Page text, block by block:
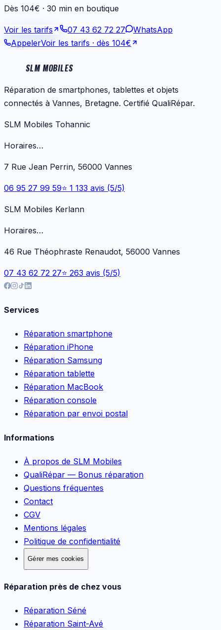
Dès 104€ · 30 min en boutique
Voir les tarifs 07 43 62 72 27
WhatsApp
AppelerVoir les tarifs · dès 104€
SLM MOBILES
Réparation de smartphones, tablettes et objets
connectés à Vannes, Bretagne. Certifié QualiRépar.
SLM Mobiles Tohannic
Horaires…
7 Rue Jean Perrin, 56000 Vannes
06 95 27 99 59⭐ 1 133 avis (5/5)
SLM Mobiles Kerlann
Horaires…
46 Rue Théophraste Renaudot, 56000 Vannes
07 43 62 72 27⭐ 263 avis (5/5)
Services
Réparation smartphone
Réparation iPhone
Réparation Samsung
Réparation tablette
Réparation MacBook
Réparation console
Réparation par envoi postal
Informations
À propos de SLM Mobiles
QualiRépar — Bonus réparation
Questions fréquentes
Contact
CGV
Mentions légales
Politique de confidentialité
Gérer mes cookies
Réparation près de chez vous
Réparation Séné
Réparation Saint-Avé